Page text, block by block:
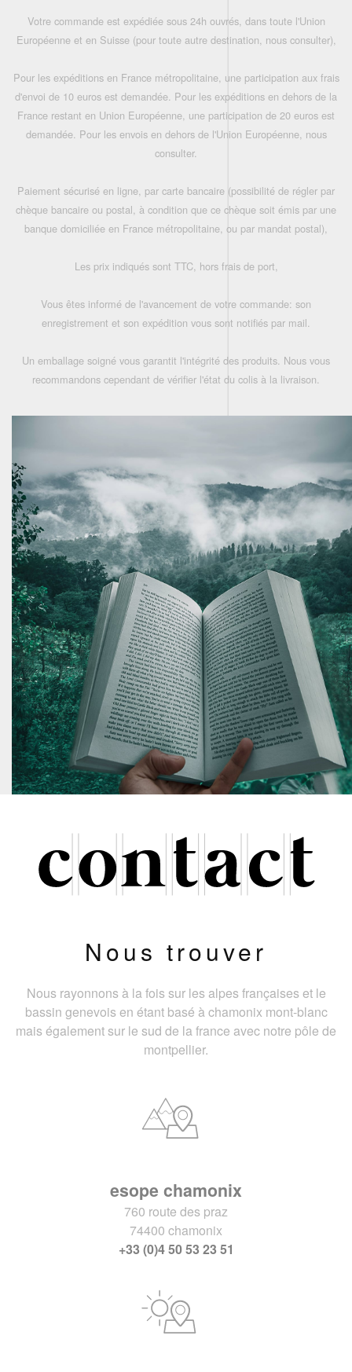
Votre commande est expédiée sous 24h ouvrés, dans toute l'Union
Européenne et en Suisse (pour toute autre destination, nous consulter),
Pour les expéditions en France métropolitaine, une participation aux frais
d'envoi de 10 euros est demandée. Pour les expéditions en dehors de la
France restant en Union Européenne, une participation de 20 euros est
demandée. Pour les envois en dehors de l'Union Européenne, nous
consulter.
Paiement sécurisé en ligne, par carte bancaire (possibilité de régler par
chèque bancaire ou postal, à condition que ce chèque soit émis par une
banque domiciliée en France métropolitaine, ou par mandat postal),
Les prix indiqués sont TTC, hors frais de port,
Vous êtes informé de l'avancement de votre commande: son
enregistrement et son expédition vous sont notifiés par mail.
Un emballage soigné vous garantit l'intégrité des produits. Nous vous
recommandons cependant de vérifier l'état du colis à la livraison.
Nous trouver
Nous rayonnons à la fois sur les alpes françaises et le
bassin genevois en étant basé à chamonix mont-blanc
mais également sur le sud de la france avec notre pôle de
montpellier.
esope chamonix
760 route des praz
74400 chamonix
+33 (0)4 50 53 23 51